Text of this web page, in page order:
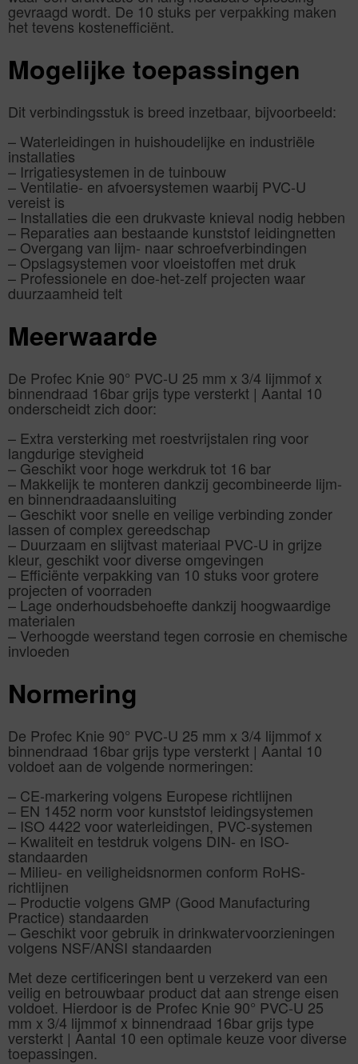
gevraagd wordt. De 10 stuks per verpakking maken
het tevens kostenefficiënt.
Mogelijke toepassingen
Dit verbindingsstuk is breed inzetbaar, bijvoorbeeld:
– Waterleidingen in huishoudelijke en industriële
installaties
– Irrigatiesystemen in de tuinbouw
– Ventilatie- en afvoersystemen waarbij PVC-U
vereist is
– Installaties die een drukvaste knieval nodig hebben
– Reparaties aan bestaande kunststof leidingnetten
– Overgang van lijm- naar schroefverbindingen
– Opslagsystemen voor vloeistoffen met druk
– Professionele en doe-het-zelf projecten waar
duurzaamheid telt
Meerwaarde
De Profec Knie 90° PVC-U 25 mm x 3/4 lijmmof x
binnendraad 16bar grijs type versterkt | Aantal 10
onderscheidt zich door:
– Extra versterking met roestvrijstalen ring voor
langdurige stevigheid
– Geschikt voor hoge werkdruk tot 16 bar
– Makkelijk te monteren dankzij gecombineerde lijm-
en binnendraadaansluiting
– Geschikt voor snelle en veilige verbinding zonder
lassen of complex gereedschap
– Duurzaam en slijtvast materiaal PVC-U in grijze
kleur, geschikt voor diverse omgevingen
– Efficiënte verpakking van 10 stuks voor grotere
projecten of voorraden
– Lage onderhoudsbehoefte dankzij hoogwaardige
materialen
– Verhoogde weerstand tegen corrosie en chemische
invloeden
Normering
De Profec Knie 90° PVC-U 25 mm x 3/4 lijmmof x
binnendraad 16bar grijs type versterkt | Aantal 10
voldoet aan de volgende normeringen:
– CE-markering volgens Europese richtlijnen
– EN 1452 norm voor kunststof leidingsystemen
– ISO 4422 voor waterleidingen, PVC-systemen
– Kwaliteit en testdruk volgens DIN- en ISO-
standaarden
– Milieu- en veiligheidsnormen conform RoHS-
richtlijnen
– Productie volgens GMP (Good Manufacturing
Practice) standaarden
– Geschikt voor gebruik in drinkwatervoorzieningen
volgens NSF/ANSI standaarden
Met deze certificeringen bent u verzekerd van een
veilig en betrouwbaar product dat aan strenge eisen
voldoet. Hierdoor is de Profec Knie 90° PVC-U 25
mm x 3/4 lijmmof x binnendraad 16bar grijs type
versterkt | Aantal 10 een optimale keuze voor diverse
toepassingen.